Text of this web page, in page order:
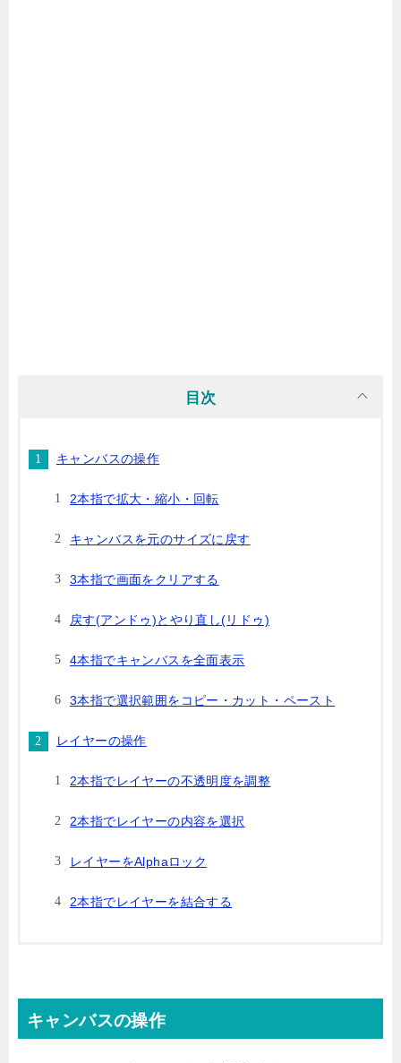
目次
キャンバスの操作
2本指で拡大・縮小・回転
キャンバスを元のサイズに戻す
3本指で画面をクリアする
戻す(アンドゥ)とやり直し(リドゥ)
4本指でキャンバスを全面表示
3本指で選択範囲をコピー・カット・ペースト
レイヤーの操作
2本指でレイヤーの不透明度を調整
2本指でレイヤーの内容を選択
レイヤーをAlphaロック
2本指でレイヤーを結合する
キャンバスの操作